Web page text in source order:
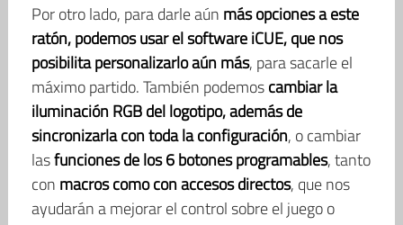
Por otro lado, para darle aún más opciones a este
ratón, podemos usar el software iCUE, que nos
posibilita personalizarlo aún más, para sacarle el
máximo partido. También podemoscambiar la
iluminación RGB del logotipo, además de
sincronizarla con toda la configuración, o cambiar
lasfunciones de los 6 botones programables, tanto
con macros como con accesos directos, que nos
ayudarán a mejorar el control sobre el juego o